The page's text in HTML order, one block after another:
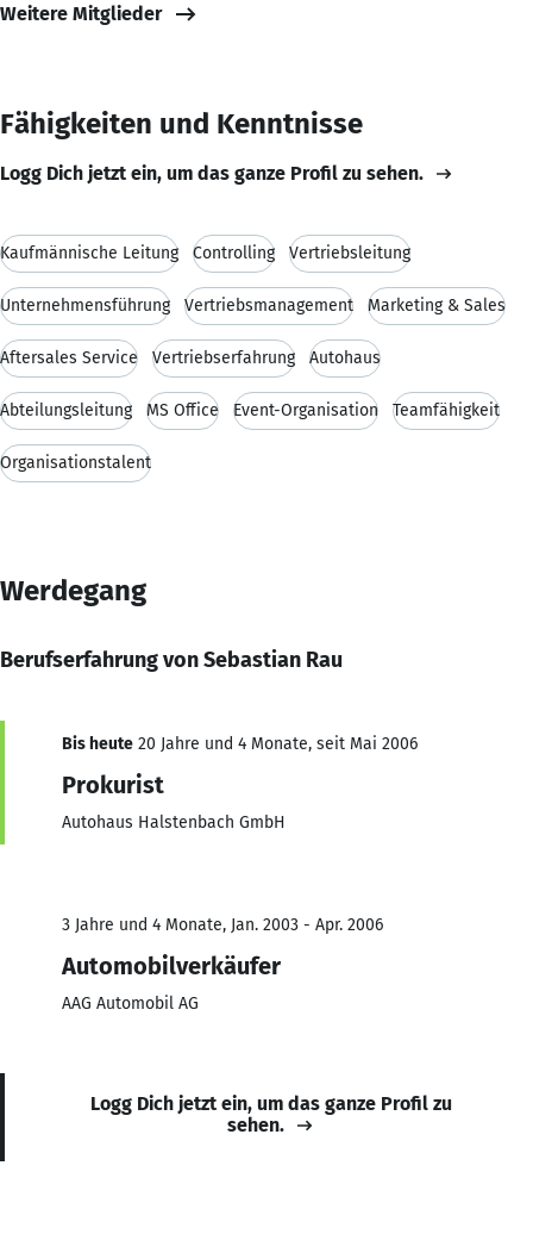
Weitere Mitglieder
Fähigkeiten und Kenntnisse
Logg Dich jetzt ein, um das ganze Profil zu sehen.
Kaufmännische Leitung Controlling Vertriebsleitung
Unternehmensführung Vertriebsmanagement Marketing & Sales
Aftersales Service Vertriebserfahrung Autohaus
Abteilungsleitung MS Office Event-Organisation Teamfähigkeit
Organisationstalent
Werdegang
Berufserfahrung von Sebastian Rau
Bis heute 20 Jahre und 4 Monate, seit Mai 2006
Prokurist
Autohaus Halstenbach GmbH
3 Jahre und 4 Monate, Jan. 2003 - Apr. 2006
Automobilverkäufer
AAG Automobil AG
Logg Dich jetzt ein, um das ganze Profil zu
sehen.